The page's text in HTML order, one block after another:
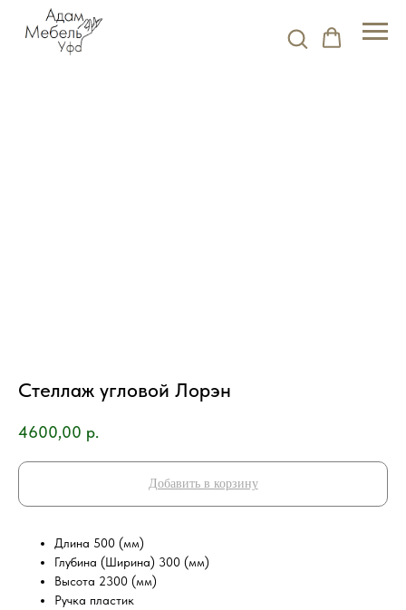
Стеллаж угловой Лорэн
4600,00 р.
Добавить в корзину
Длина 500 (мм)
Глубина (Ширина) 300 (мм)
Высота 2300 (мм)
Ручка пластик